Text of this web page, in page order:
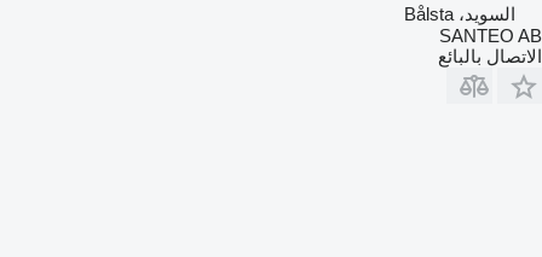
السويد، Bålsta
SANTEO AB
الاتصال بالبائع